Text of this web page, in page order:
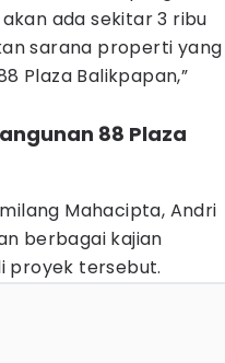
ada sekitar 3 ribu
sarana properti yang
Plaza Balikpapan,”
88 Plaza
Mahacipta, Andri
berbagai kajian
proyek tersebut.